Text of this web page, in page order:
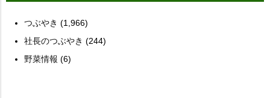
つぶやき (1,966)
社長のつぶやき (244)
野菜情報 (6)